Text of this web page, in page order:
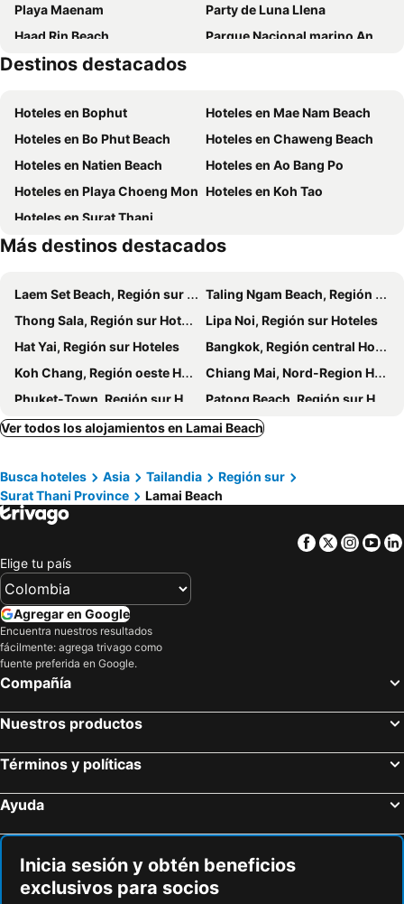
Mercure Samui Chaweng Tana
LOVE beach club Koh Samui
Jalmin Samui Hotel
Chaweng Villa Beach Resort Koh Samui
The Tree Samui
Sibaja Palms Sunset Beach Luxury Villa
PS Thana Resort
Kimpton Kitalay Samui By Ihg
Hacienda Beach Resort
Hotel Samui Peninsula
By Beach Resort
Playa Maenam
Party de Luna Llena
Haad Rin Beach
Parque Nacional marino Ang Thong
Than Sadet Waterfall
Destinos destacados
Hoteles en Bophut
Hoteles en Mae Nam Beach
Hoteles en Bo Phut Beach
Hoteles en Chaweng Beach
Hoteles en Natien Beach
Hoteles en Ao Bang Po
Hoteles en Playa Choeng Mon Hoteles en Koh Tao
Hoteles en Surat Thani
Más destinos destacados
Laem Set Beach, Región sur Hoteles
Taling Ngam Beach, Región sur Hoteles
Thong Sala, Región sur Hoteles
Lipa Noi, Región sur Hoteles
Hat Yai, Región sur Hoteles
Bangkok, Región central Hoteles
Koh Chang, Región oeste Hoteles
Chiang Mai, Nord-Region Hoteles
Phuket-Town, Región sur Hoteles
Patong Beach, Región sur Hoteles
Pattaya, Región oeste Hoteles Ao Nang, Región sur Hoteles
Ver todos los alojamientos en Lamai Beach
Busca hoteles Asia Tailandia
Región sur
Surat Thani Province
Lamai Beach
Facebook
Twitter
Elige tu país
Agregar en Google
Encuentra nuestros resultados
fácilmente: agrega trivago como
fuente preferida en Google.
Compañía
Nuestros productos
Términos y políticas
Ayuda
Inicia sesión y obtén beneficios
exclusivos para socios